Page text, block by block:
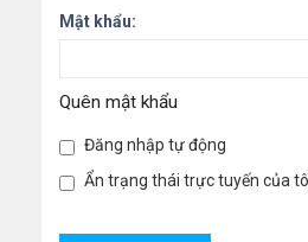
Mật khẩu:
Quên mật khẩu
Đăng nhập tự động
Ẩn trạng thái trực tuyến của